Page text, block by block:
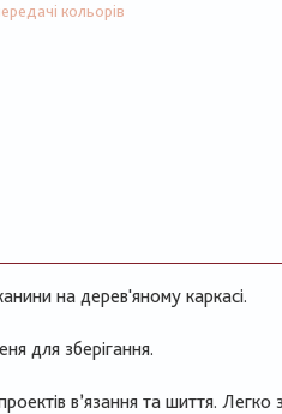
кольорів
на дерев'яному каркасі.
для зберігання.
в’язання та шиття. Легко